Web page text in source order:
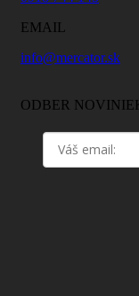
EMAIL
info@mercator.sk
ODBER